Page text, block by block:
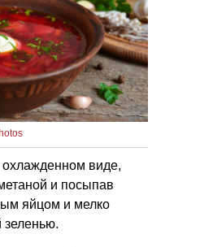
охлажденном виде,
и посыпав
яйцом и мелко
зеленью.